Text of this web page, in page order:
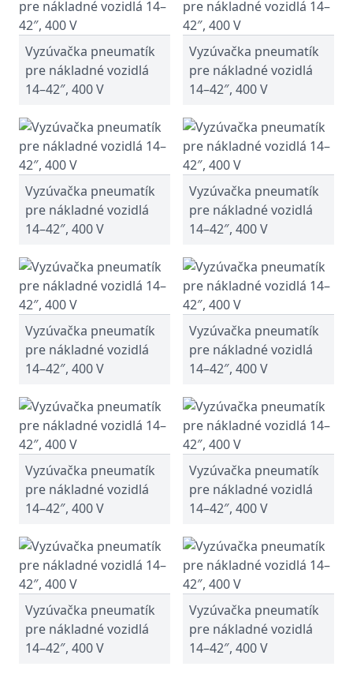
Vyzúvačka pneumatík
pre nákladné vozidlá
14–42″, 400 V
Vyzúvačka pneumatík
pre nákladné vozidlá
14–42″, 400 V
Vyzúvačka pneumatík
pre nákladné vozidlá
14–42″, 400 V
Vyzúvačka pneumatík
pre nákladné vozidlá
14–42″, 400 V
Vyzúvačka pneumatík
pre nákladné vozidlá
14–42″, 400 V
Vyzúvačka pneumatík
pre nákladné vozidlá
14–42″, 400 V
Vyzúvačka pneumatík
pre nákladné vozidlá
14–42″, 400 V
Vyzúvačka pneumatík
pre nákladné vozidlá
14–42″, 400 V
Vyzúvačka pneumatík
pre nákladné vozidlá
14–42″, 400 V
Vyzúvačka pneumatík
pre nákladné vozidlá
14–42″, 400 V